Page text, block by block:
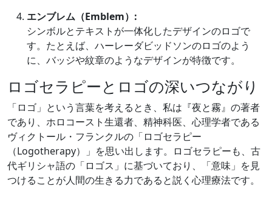
エンブレム（Emblem）:
シンボルとテキストが一体化したデザインのロゴで
す。たとえば、ハーレーダビッドソンのロゴのよう
に、バッジや紋章のようなデザインが特徴です。
ロゴセラピーとロゴの深いつながり
「ロゴ」という言葉を考えるとき、私は『夜と霧』の著者
であり、ホロコースト生還者、精神科医、心理学者である
ヴィクトール・フランクルの「ロゴセラピー
（Logotherapy）」を思い出します。ロゴセラピーも、古
代ギリシャ語の「ロゴス」に基づいており、「意味」を見
つけることが人間の生きる力であると説く心理療法です。